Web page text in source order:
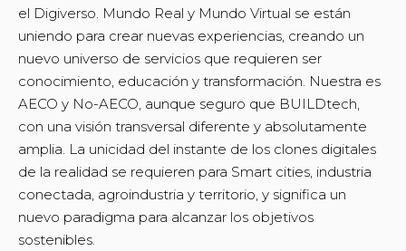
el Digiverso. Mundo Real y Mundo Virtual se están
uniendo para crear nuevas experiencias, creando un
nuevo universo de servicios que requieren ser
conocimiento, educación y transformación. Nuestra es
AECO y No-AECO, aunque seguro que BUILDtech,
con una visión transversal diferente y absolutamente
amplia. La unicidad del instante de los clones digitales
de la realidad se requieren para Smart cities, industria
conectada, agroindustria y territorio, y significa un
nuevo paradigma para alcanzar los objetivos
sostenibles.